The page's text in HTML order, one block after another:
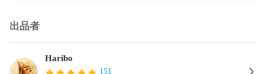
出品者
Haribo
151